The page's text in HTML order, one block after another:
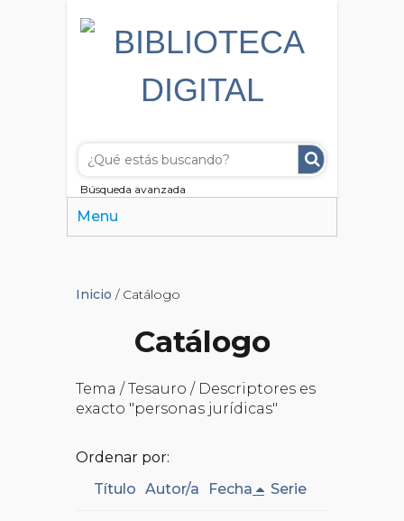
Búsqueda avanzada
Menu
Inicio / Catálogo
Catálogo
Tema / Tesauro / Descriptores es
exacto "personas jurídicas"
Ordenar por:
Título Autor/a Fecha Serie